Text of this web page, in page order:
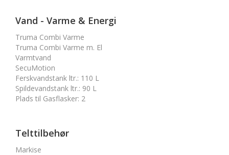
Vand - Varme & Energi
Truma Combi Varme
Truma Combi Varme m. El
Varmtvand
SecuMotion
Ferskvandstank ltr.: 110 L
Spildevandstank ltr.: 90 L
Plads til Gasflasker: 2
Telttilbehør
Markise